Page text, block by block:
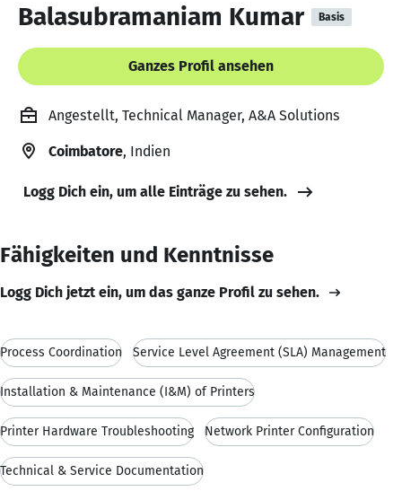
Balasubramaniam Kumar Basis
Ganzes Profil ansehen
Angestellt, Technical Manager, A&A Solutions
Coimbatore, Indien
Logg Dich ein, um alle Einträge zu sehen.
Fähigkeiten und Kenntnisse
Logg Dich jetzt ein, um das ganze Profil zu sehen.
Process Coordination Service Level Agreement (SLA) Management
Installation & Maintenance (I&M) of Printers
Printer Hardware Troubleshooting Network Printer Configuration
Technical & Service Documentation